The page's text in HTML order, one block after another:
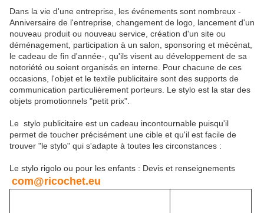
Dans la vie d'une entreprise, les événements sont nombreux -
Anniversaire de l'entreprise, changement de logo, lancement d'un
nouveau produit ou nouveau service, création d'un site ou
déménagement, participation à un salon, sponsoring et mécénat,
le cadeau de fin d'année-, qu'ils visent au développement de sa
notoriété ou soient organisés en interne. Pour chacune de ces
occasions, l'objet et le textile publicitaire sont des supports de
communication particulièrement porteurs. Le stylo est la star des
objets promotionnels "petit prix".
Le stylo publicitaire est un cadeau incontournable puisqu'il
permet de toucher précisément une cible et qu'il est facile de
trouver "le stylo" qui s'adapte à toutes les circonstances :
Le stylo rigolo ou pour les enfants : Devis et renseignements
com@ricochet.eu